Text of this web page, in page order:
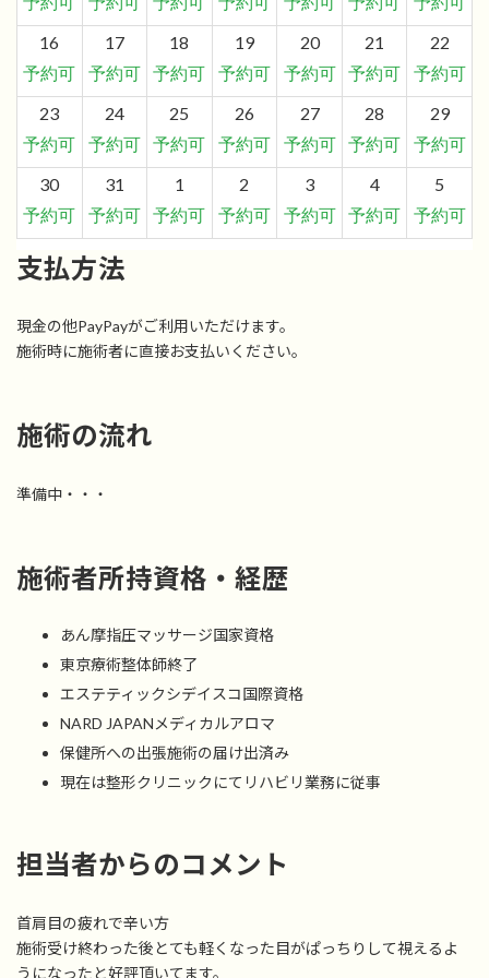
16
予約可
17
予約可
18
予約可
19
予約可
20
予約可
21
予約可
22
予約可
23
予約可
24
予約可
25
予約可
26
予約可
27
予約可
28
予約可
29
予約可
30
予約可
31
予約可
1
予約可
2
予約可
3
予約可
4
予約可
5
予約可
支払方法
現金の他PayPayがご利用いただけます。
施術時に施術者に直接お支払いください。
施術の流れ
準備中・・・
施術者所持資格・経歴
あん摩指圧マッサージ国家資格
東京療術整体師終了
エステティックシデイスコ国際資格
NARD JAPANメディカルアロマ
保健所への出張施術の届け出済み
現在は整形クリニックにてリハビリ業務に従事
担当者からのコメント
首肩目の疲れで辛い方
施術受け終わった後とても軽くなった目がぱっちりして視えるよ
うになったと好評頂いてます。